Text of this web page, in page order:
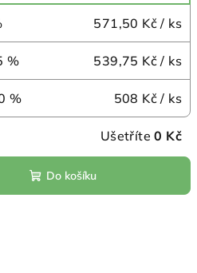
571,50 Kč / ks
% 539,75 Kč / ks
% 508 Kč / ks
Ušetříte0 Kč
Do košíku